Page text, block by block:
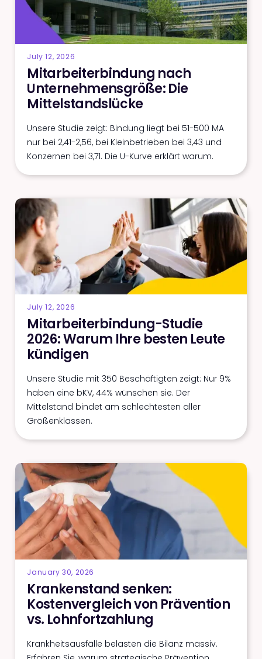
July 12, 2026
Mitarbeiterbindung nach
Unternehmensgröße: Die
Mittelstandslücke
Unsere Studie zeigt: Bindung liegt bei 51-500 MA
nur bei 2,41-2,56, bei Kleinbetrieben bei 3,43 und
Konzernen bei 3,71. Die U-Kurve erklärt warum.
July 12, 2026
Mitarbeiterbindung-Studie
2026: Warum Ihre besten Leute
kündigen
Unsere Studie mit 350 Beschäftigten zeigt: Nur 9%
haben eine bKV, 44% wünschen sie. Der
Mittelstand bindet am schlechtesten aller
Größenklassen.
January 30, 2026
Krankenstand senken:
Kostenvergleich von Prävention
vs. Lohnfortzahlung
Krankheitsausfälle belasten die Bilanz massiv.